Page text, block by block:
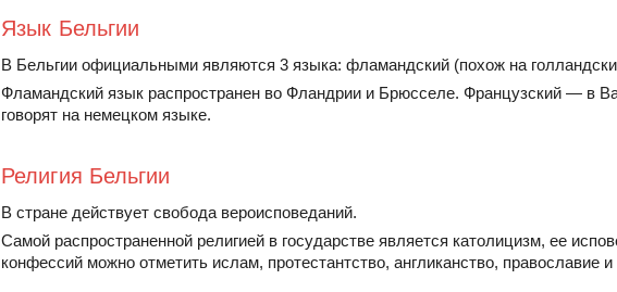
Язык Бельгии
В Бельгии официальными являются 3 языка: фламандский (похож на
Фламандский язык распространен во Фландрии и Брюсселе. Французский — в
говорят на немецком языке.
Религия Бельгии
В стране действует свобода вероисповеданий.
Самой распространенной религией в государстве является католицизм, ее
конфессий можно отметить ислам, протестантство, англиканство, православие